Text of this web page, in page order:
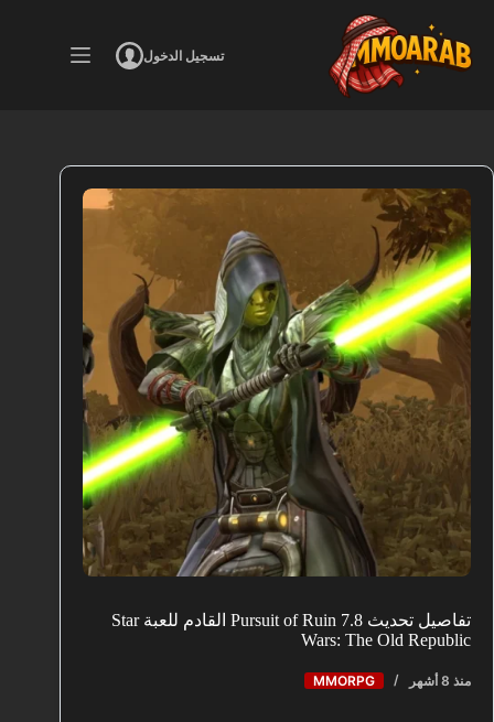
المحتوى
تسجيل الدخول
تفاصيل تحديث 7.8 Pursuit of Ruin القادم للعبة Star
Wars: The Old Republic
منذ 8 أشهر MMORPG